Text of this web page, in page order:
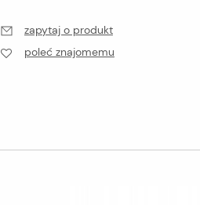
zapytaj o produkt
poleć znajomemu